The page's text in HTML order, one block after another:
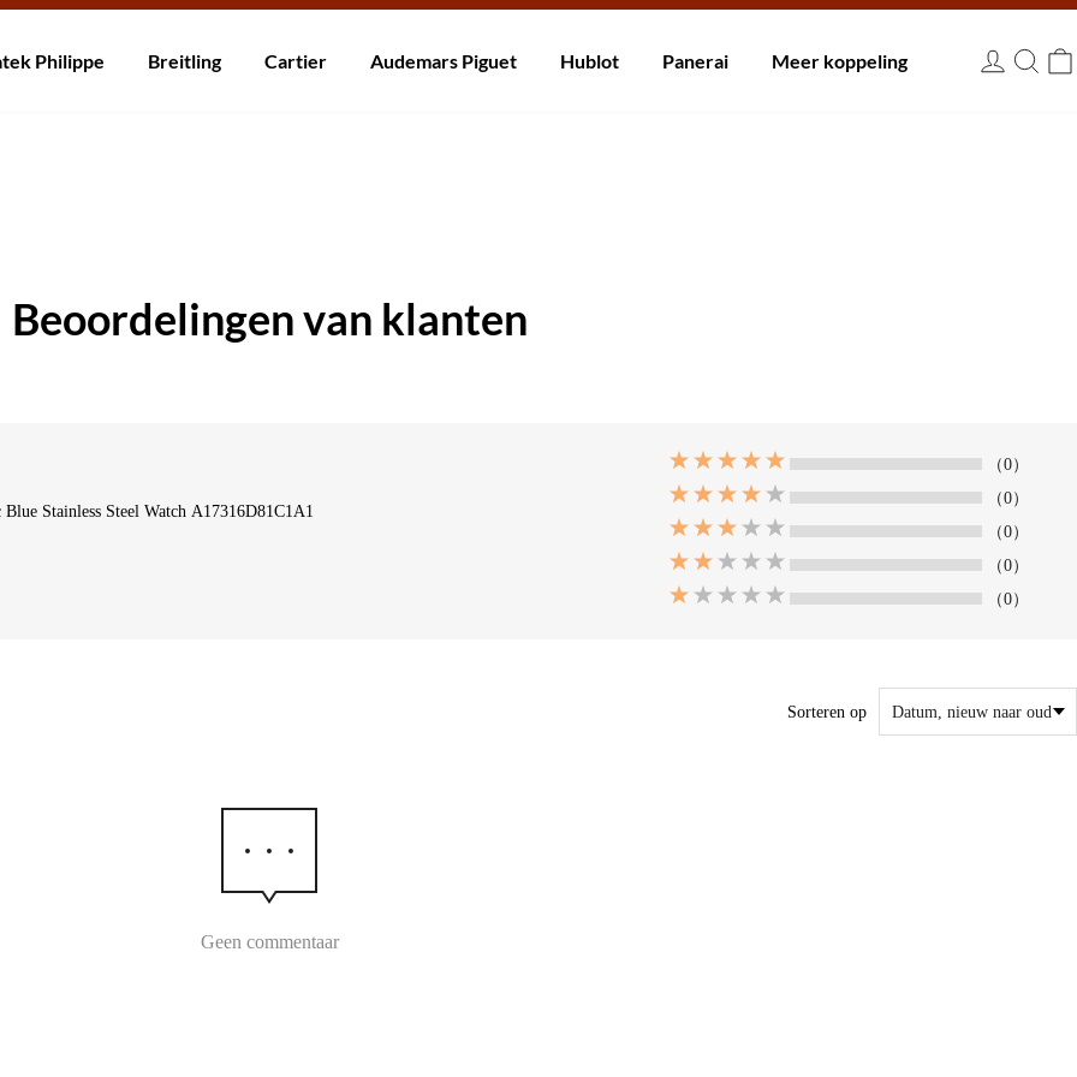
Philippe Breitling Cartier Audemars Piguet Hublot Panerai Meer koppeling
Beoordelingen van klanten
Stainless Steel Watch A17316D81C1A1
（0）
（0）
（0）
（0）
（0）
Sorteren op
Geen commentaar